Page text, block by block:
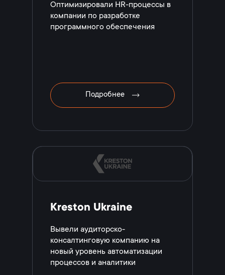
Оптимизировали HR-процессы в
компании по разработке
программного обеспечения
Подробнее
Kreston Ukraine
Вывели аудиторско-
консалтинговую компанию на
новый уровень автоматизации
процессов и аналитики